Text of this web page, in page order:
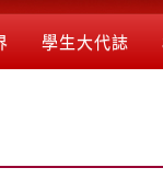
學生大代誌